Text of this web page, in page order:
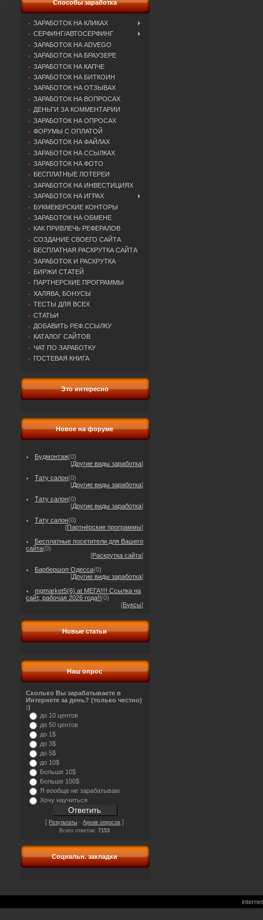
Способы заработка
ЗАРАБОТОК НА КЛИКАХ
СЕРФИНГ/АВТОСЕРФИНГ
ЗАРАБОТОК НА ADVEGO
ЗАРАБОТОК НА БРАУЗЕРЕ
ЗАРАБОТОК НА КАПЧЕ
ЗАРАБОТОК НА БИТКОИН
ЗАРАБОТОК НА ОТЗЫВАХ
ЗАРАБОТОК НА ВОПРОСАХ
ДЕНЬГИ ЗА КОММЕНТАРИИ
ЗАРАБОТОК НА ОПРОСАХ
ФОРУМЫ С ОПЛАТОЙ
ЗАРАБОТОК НА ФАЙЛАХ
ЗАРАБОТОК НА ССЫЛКАХ
ЗАРАБОТОК НА ФОТО
БЕСПЛАТНЫЕ ЛОТЕРЕИ
ЗАРАБОТОК НА ИНВЕСТИЦИЯХ
ЗАРАБОТОК НА ИГРАХ
БУКМЕКЕРСКИЕ КОНТОРЫ
ЗАРАБОТОК НА ОБМЕНЕ
КАК ПРИВЛЕЧЬ РЕФЕРАЛОВ
СОЗДАНИЕ СВОЕГО САЙТА
БЕСПЛАТНАЯ РАСКРУТКА САЙТА
ЗАРАБОТОК И РАСКРУТКА
БИРЖИ СТАТЕЙ
ПАРТНЕРСКИЕ ПРОГРАММЫ
ХАЛЯВА, БОНУСЫ
ТЕСТЫ ДЛЯ ВСЕХ
СТАТЬИ
ДОБАВИТЬ РЕФ.ССЫЛКУ
КАТАЛОГ САЙТОВ
ЧАТ ПО ЗАРАБОТКУ
ГОСТЕВАЯ КНИГА
Это интересно
Новое на форуме
Будмонтаж(0)
[Другие виды заработка]
Тату салон(0)
[Другие виды заработка]
Тату салон(0)
[Другие виды заработка]
Тату салон(0)
[Партнёрские программы]
Бесплатные посетители для Вашего
сайта(0)
[Раскрутка сайта]
Барбершоп Одесса(0)
[Другие виды заработка]
mgmarket5(6).at МЕГА!!!! Ссылка на
сайт, рабочая 2026 года!!(0)
[Буксы]
Новые статьи
Наш опрос
Сколько Вы зарабатываете в
Интернете за день? (только честно)
:)
до 10 центов
до 50 центов
до 1$
до 3$
до 5$
до 10$
Больше 10$
Больше 100$
Я вообще не зарабатываю
Хочу научиться
[Результаты ·Архив опросов ]
Всего ответов:7153
Социальн. закладки